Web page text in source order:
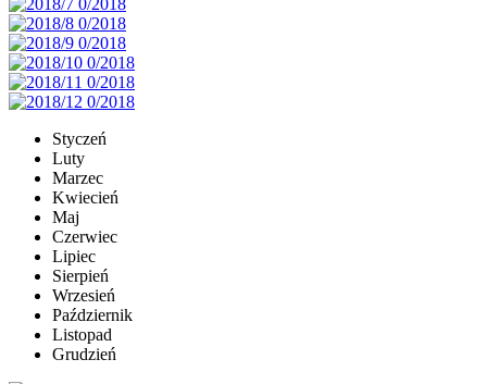
Styczeń
Luty
Marzec
Kwiecień
Maj
Czerwiec
Lipiec
Sierpień
Wrzesień
Październik
Listopad
Grudzień